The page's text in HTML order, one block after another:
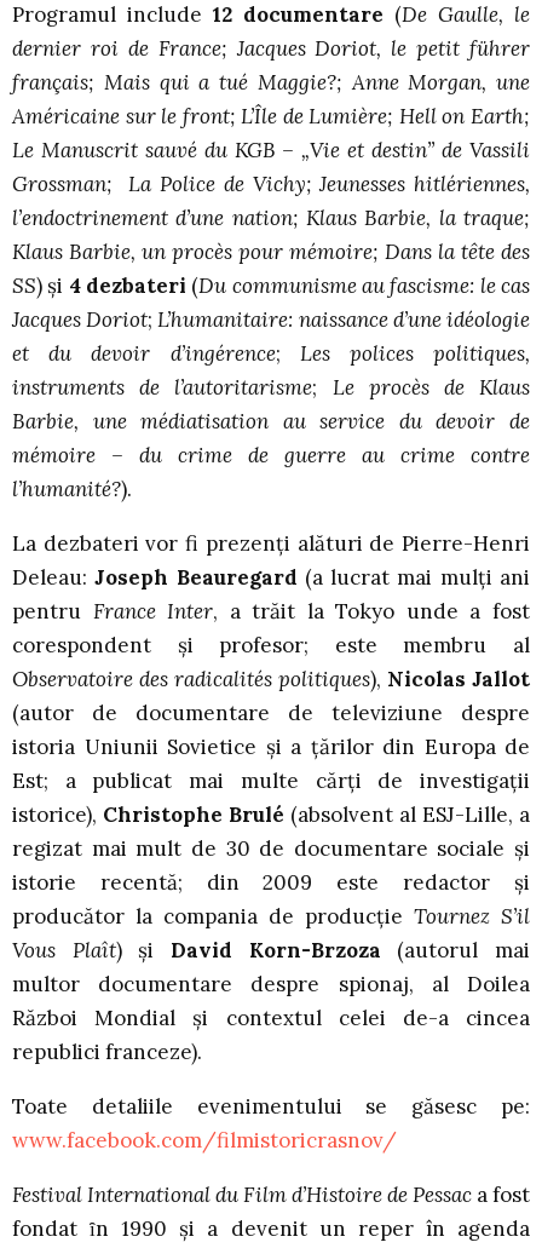
Programul include 12 documentare (De Gaulle, le
dernier roi de France; Jacques Doriot, le petit führer
français; Mais qui a tué Maggie?; Anne Morgan, une
Américaine sur le front; L’Île de Lumière; Hell on Earth;
Le Manuscrit sauvé du KGB – „Vie et destin” de Vassili
Grossman; La Police de Vichy; Jeunesses hitlériennes,
l’endoctrinement d’une nation; Klaus Barbie, la traque;
Klaus Barbie, un procès pour mémoire; Dans la tête des
SS) și 4 dezbateri (Du communisme au fascisme: le cas
Jacques Doriot;L’humanitaire: naissance d’une idéologie
et du devoir d’ingérence; Les polices politiques,
instruments de l’autoritarisme; Le procès de Klaus
Barbie, une médiatisation au service du devoir de
mémoire – du crime de guerre au crime contre
l’humanité?).
La dezbateri vor fi prezenţi alături de Pierre-Henri
Deleau:Joseph Beauregard (a lucrat mai mulți ani
pentru France Inter, a trăit la Tokyo unde a fost
corespondent și profesor; este membru al
Observatoire des radicalités politiques), Nicolas Jallot
(autor de documentare de televiziune despre
istoria Uniunii Sovietice și a țărilor din Europa de
Est; a publicat mai multe cărți de investigații
istorice), Christophe Brulé (absolvent al ESJ-Lille, a
regizat mai mult de 30 de documentare sociale și
istorie recentă; din 2009 este redactor și
producător la compania de producție Tournez S’il
Vous Plaît) și David Korn-Brzoza (autorul mai
multor documentare despre spionaj, al Doilea
Război Mondial și contextul celei de-a cincea
republici franceze).
Toate detaliile evenimentului se găsesc pe:
www.facebook.com/filmistoricrasnov/
Festival International du Film d’Histoire de Pessac a fost
fondat ȋn 1990 şi a devenit un reper în agenda